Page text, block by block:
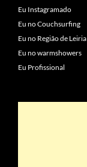
Eu Instagramado
Eu no Couchsurfing
Eu no Região de Leiria
Eu no warmshowers
Eu Profissional